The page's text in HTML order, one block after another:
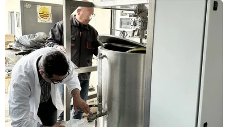
13 tay súng trung thành với chính phủ
Syria thiệt mạng do IS
14/11/2021 07:43
Vụ tấn công của IS nhằm vào các tay súng trung thành